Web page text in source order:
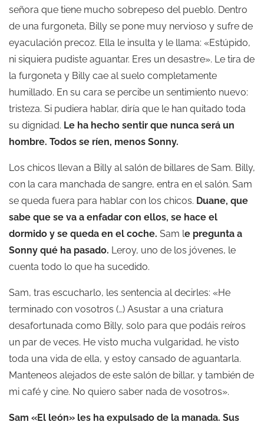
señora que tiene mucho sobrepeso del pueblo. Dentro
de una furgoneta, Billy se pone muy nervioso y sufre de
eyaculación precoz. Ella le insulta y le llama: «Estúpido,
ni siquiera pudiste aguantar. Eres un desastre». Le tira de
la furgoneta y Billy cae al suelo completamente
humillado. En su cara se percibe un sentimiento nuevo:
tristeza. Si pudiera hablar, diría que le han quitado toda
su dignidad. Le ha hecho sentir que nunca será un
hombre. Todos se ríen, menos Sonny.
Los chicos llevan a Billy al salón de billares de Sam. Billy,
con la cara manchada de sangre, entra en el salón. Sam
se queda fuera para hablar con los chicos. Duane, que
sabe que se va a enfadar con ellos, se hace el
dormido y se queda en el coche. Sam le pregunta a
Sonny qué ha pasado. Leroy, uno de los jóvenes, le
cuenta todo lo que ha sucedido.
Sam, tras escucharlo, les sentencia al decirles: «He
terminado con vosotros (…) Asustar a una criatura
desafortunada como Billy, solo para que podáis reíros
un par de veces. He visto mucha vulgaridad, he visto
toda una vida de ella, y estoy cansado de aguantarla.
Manteneos alejados de este salón de billar, y también de
mi café y cine. No quiero saber nada de vosotros».
Sam «El león» les ha expulsado de la manada. Sus